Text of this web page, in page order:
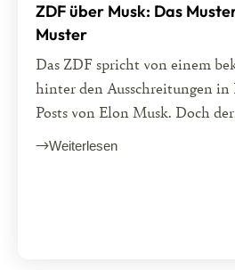
ZDF über Musk: Das
Muster
Das ZDF spricht von einem
hinter den Ausschreitungen in
Posts von Elon Musk. Doch
Weiterlesen